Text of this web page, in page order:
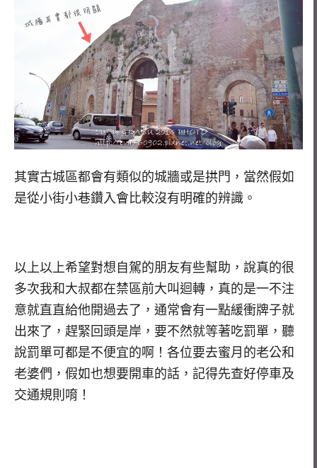
其實古城區都會有類似的城牆或是拱門，當然假如
是從小街小巷鑽入會比較沒有明確的辨識。
以上以上希望對想自駕的朋友有些幫助，說真的很
多次我和大叔都在禁區前大叫迴轉，真的是一不注
意就直直給他開過去了，通常會有一點緩衝牌子就
出來了，趕緊回頭是岸，要不然就等著吃罰單，聽
說罰單可都是不便宜的啊！各位要去蜜月的老公和
老婆們，假如也想要開車的話，記得先查好停車及
交通規則唷！